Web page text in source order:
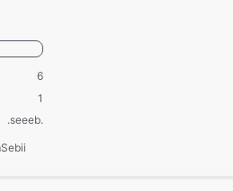
6
1
.seeeb.